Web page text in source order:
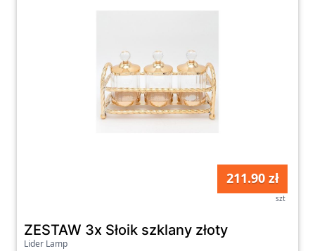
211.90 zł
szt
ZESTAW 3x Słoik szklany złoty
Lider Lamp